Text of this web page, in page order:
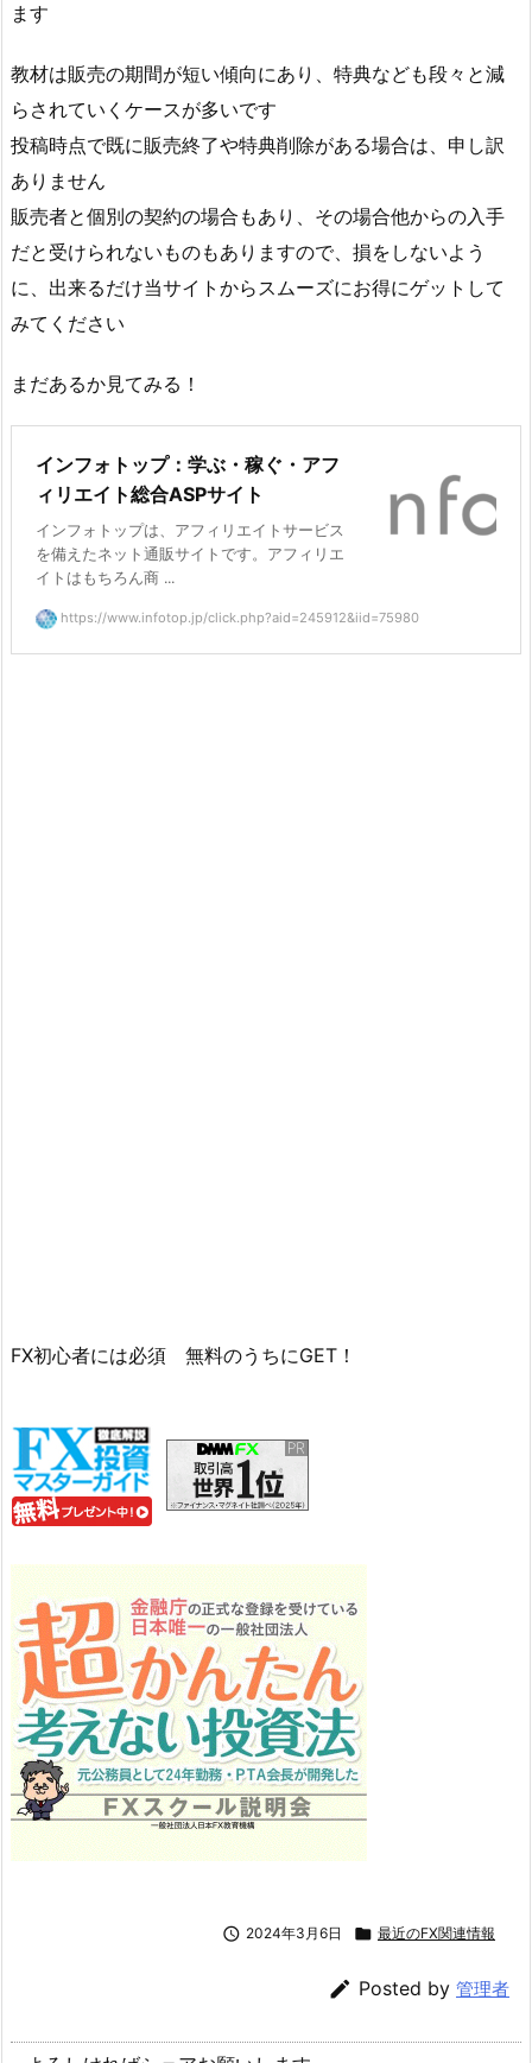
ます
教材は販売の期間が短い傾向にあり、特典なども段々と減
らされていくケースが多いです
投稿時点で既に販売終了や特典削除がある場合は、申し訳
ありません
販売者と個別の契約の場合もあり、その場合他からの入手
だと受けられないものもありますので、損をしないよう
に、出来るだけ当サイトからスムーズにお得にゲットして
みてください
まだあるか見てみる！
インフォトップ：学ぶ・稼ぐ・アフ
ィリエイト総合ASPサイト
インフォトップは、アフィリエイトサービス
を備えたネット通販サイトです。アフィリエ
イトはもちろん商 ...
https://www.infotop.jp/click.php?aid=245912&iid=75980
FX初心者には必須 無料のうちにGET！
 2024年3月6日  最近のFX関連情報
 Posted by 管理者